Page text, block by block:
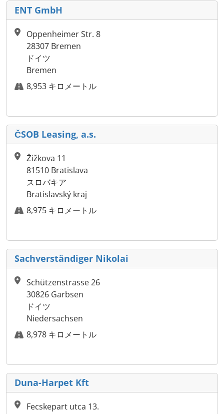
ENT GmbH
Oppenheimer Str. 8
28307 Bremen
ドイツ
Bremen
8,953 キロメートル
ČSOB Leasing, a.s.
Žižkova 11
81510 Bratislava
スロバキア
Bratislavský kraj
8,975 キロメートル
Sachverständiger Nikolai
Schützenstrasse 26
30826 Garbsen
ドイツ
Niedersachsen
8,978 キロメートル
Duna-Harpet Kft
Fecskepart utca 13.